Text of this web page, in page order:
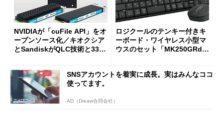
NVIDIAが「cuFile API」をオ
ープンソース化／キオクシア
とSandiskがQLC技術と332
ロジクールのテンキー付きキ
ーボード・ワイヤレス小型マ
ウスのセット「MK250GRd」
SNSアカウントを着実に成長。実はみんなココ
使ってます。
AD（Dreaw合同会社）